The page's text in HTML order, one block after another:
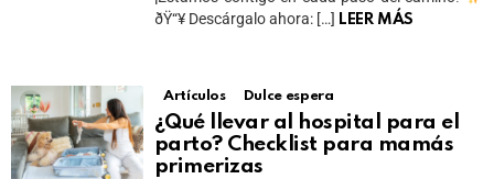
ðŸ“¥ Descárgalo ahora: […] LEER MÁS
Artículos Dulce espera
¿Qué llevar al hospital para el
parto? Checklist para mamás
primerizas